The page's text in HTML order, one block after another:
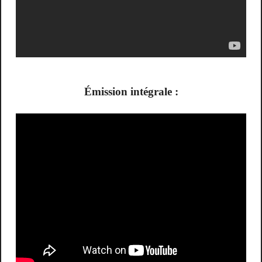
Émission intégrale :